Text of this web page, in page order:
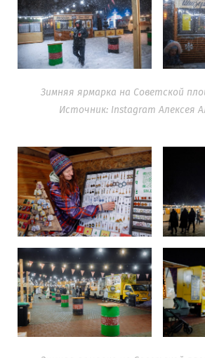
Зимняя ярмарка на Советской
Источник: Instagram Алексея